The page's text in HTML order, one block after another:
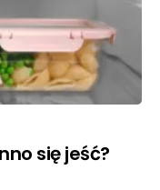
się jeść?